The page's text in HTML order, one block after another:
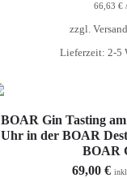
66,63 €/
zzgl.
Lieferzeit: 2-5
In den
BOAR Gin Tasting am
Uhr in der BOAR
BOAR
69,00 €